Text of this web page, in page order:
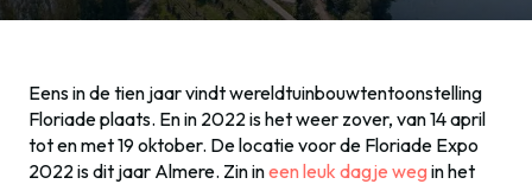
Eens in de tien jaar vindt wereldtuinbouwtentoonstelling
Floriade plaats. En in 2022 is het weer zover, van 14 april
tot en met 19 oktober. De locatie voor de Floriade Expo
2022 is dit jaar Almere. Zin ineen leuk dagje weg in het